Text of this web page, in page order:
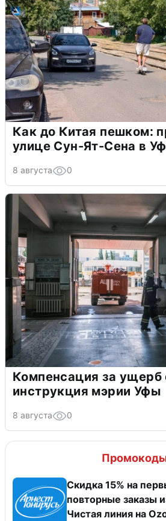
Как до Китая пешком:
улице Сун-Ят-Сена в
8 августа 0
Компенсация за
инструкция мэрии Уфы
8 августа 0
Скидка 15% на
повторные заказы
Чистая линия на